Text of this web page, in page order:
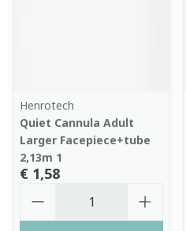
Henrotech
Quiet Cannula Adult
Larger Facepiece+tube
2,13m 1
€ 1,58